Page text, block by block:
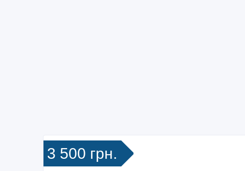
3 500 грн.